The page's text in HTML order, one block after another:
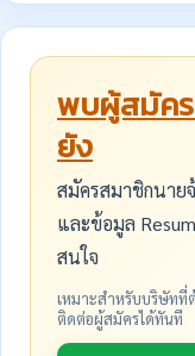
พบผู้สมัค
ยัง
สมัครสมาชิกนาย
และข้อมูล
สนใจ
เหมาะสำหรับบริษัทที่
ติดต่อผู้สมัครได้ทันที